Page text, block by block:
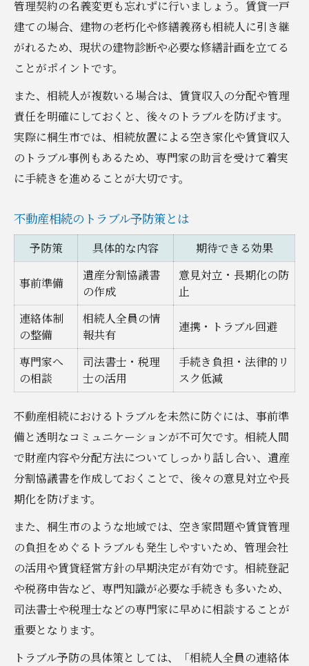
管理契約の名義変更も忘れずに行いましょう。賃貸一戸
建ての場合、建物の老朽化や修繕義務も相続人に引き継
がれるため、現状の建物診断や必要な修繕計画を立てる
ことがポイントです。
また、相続人が複数いる場合は、賃貸収入の分配や管理
責任を明確にしておくと、後々のトラブルを防げます。
実際に桐生市では、相続放置による空き家化や賃貸収入
のトラブル事例もあるため、専門家の助言を受けて着実
に手続きを進めることが大切です。
不動産相続のトラブル予防策とは
予防策 具体的な内容 期待できる効果
事前準備
遺産分割協議書
の作成
意見対立・長期化の防
止
連絡体制
の整備
相続人全員の情
報共有
連携・トラブル回避
専門家へ
の相談
司法書士・税理
士の活用
手続き負担・法律的リ
スク低減
不動産相続におけるトラブルを未然に防ぐには、事前準
備と透明なコミュニケーションが不可欠です。相続人間
で財産内容や分配方法についてしっかり話し合い、遺産
分割協議書を作成しておくことで、後々の意見対立や長
期化を防げます。
また、桐生市のような地域では、空き家問題や賃貸管理
の負担をめぐるトラブルも発生しやすいため、管理会社
の活用や賃貸経営方針の早期決定が有効です。相続登記
や税務申告など、専門知識が必要な手続きも多いため、
司法書士や税理士などの専門家に早めに相談することが
重要となります。
トラブル予防の具体策としては、「相続人全員の連絡体